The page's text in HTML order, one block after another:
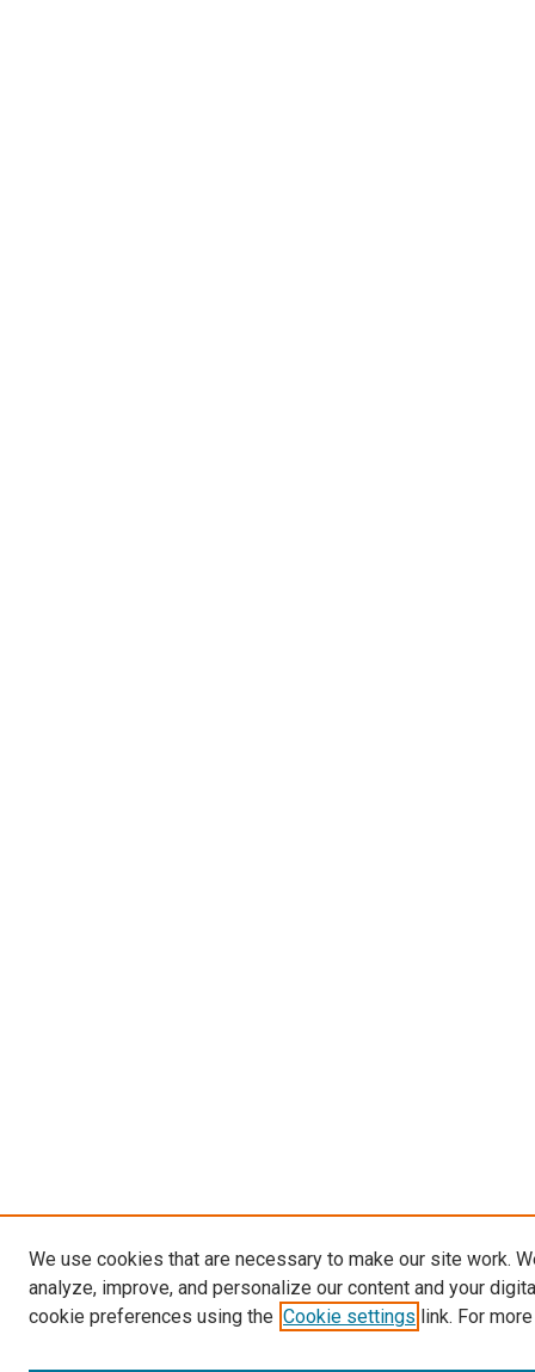
We use cookies that are necessary to make our site work.
analyze, improve, and personalize our content and your
cookie preferences using the Cookie settings link. For